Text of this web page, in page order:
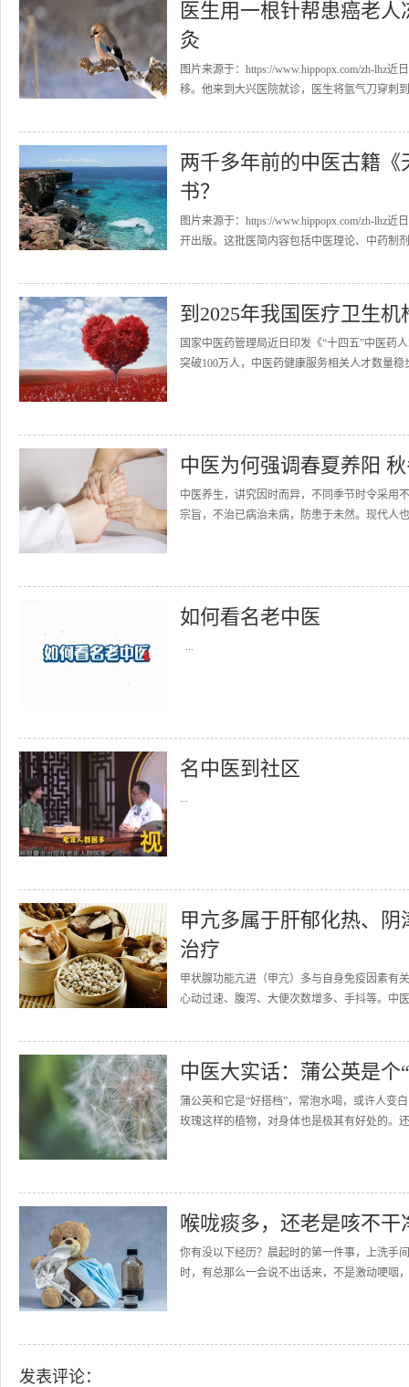
医生用一根针帮患癌老
灸
图片来源于：https://www.hippopx.com/zh-lhz
移。他来到大兴医院就诊，医生将氩气刀穿刺
两千多年前的中医古籍
书？
图片来源于：https://www.hippopx.com/zh-lhz
开出版。这批医简内容包括中医理论、中药制
到2025年我国医疗卫生
国家中医药管理局近日印发《“十四五”中医药
突破100万人，中医药健康服务相关人才数量
中医为何强调春夏养阳
中医养生，讲究因时而异，不同季节时令采用
宗旨，不治已病治未病，防患于未然。现代人
如何看名老中医
...
名中医到社区
...
甲亢多属于肝郁化热、
治疗
甲状腺功能亢进（甲亢）多与自身免疫因素有
心动过速、腹泻、大便次数增多、手抖等。中
中医大实话：蒲公英是
蒲公英和它是“好搭档”，常泡水喝，或许人变
玫瑰这样的植物，对身体也是极其有好处的。
喉咙痰多，还老是咳不
你有没以下经历？晨起时的第一件事，上洗手
时，有总那么一会说不出话来，不是激动哽咽
发表评论：